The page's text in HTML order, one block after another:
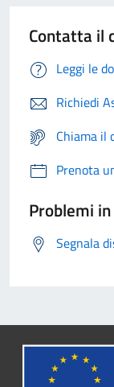
Contatta il
Leggi le
Richiedi
Chiama il
Prenota
Problemi
Segnala